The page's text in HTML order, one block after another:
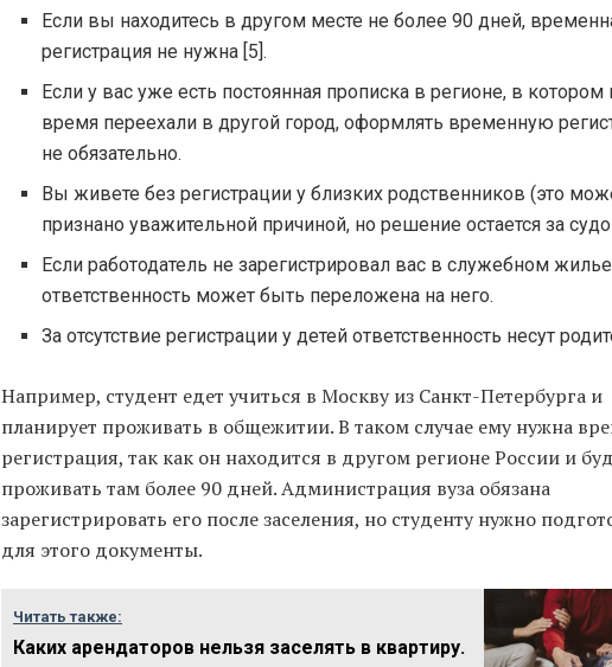
Если вы находитесь в другом месте не более 90 дней,
регистрация не нужна [5].
Если у вас уже есть постоянная прописка в регионе, в
время переехали в другой город, оформлять временную
не обязательно.
Вы живете без регистрации у близких родственников (это
признано уважительной причиной, но решение остается за
Если работодатель не зарегистрировал вас в служебном
ответственность может быть переложена на него.
За отсутствие регистрации у детей ответственность несут
Например, студент едет учиться в Москву из Санкт-Петербурга и
планирует проживать в общежитии. В таком случае ему нужна
регистрация, так как он находится в другом регионе России и
проживать там более 90 дней. Администрация вуза обязана
зарегистрировать его после заселения, но студенту нужно
для этого документы.
Читать также:
Каких арендаторов нельзя заселять в квартиру.